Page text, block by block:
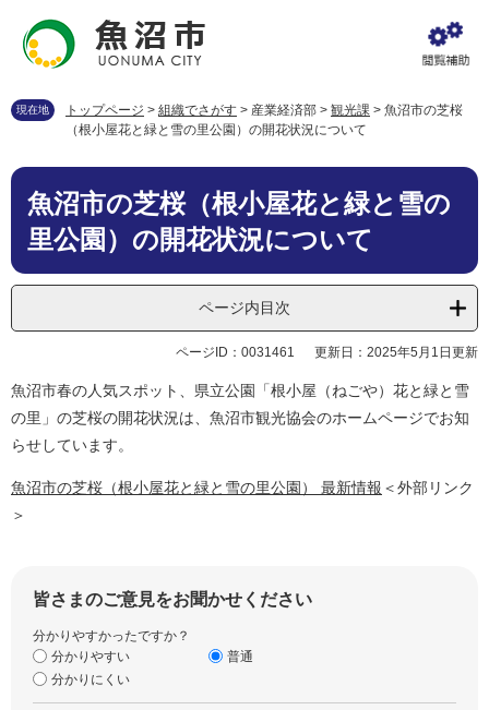
先
す
を
し
へ
現在地 トップページ > 組織でさがす > 産業経済部 > 観光課 > 魚沼市の芝桜
（根小屋花と緑と雪の里公園）の開花状況について
本
魚沼市の芝桜（根小屋花と緑と雪の
里公園）の開花状況について
ページ内目次
ページID：0031461 更新日：2025年5月1日更新
魚沼市春の人気スポット、県立公園「根小屋（ねごや）花と緑と雪
の里」の芝桜の開花状況は、魚沼市観光協会のホームページでお知
らせしています。
魚沼市の芝桜（根小屋花と緑と雪の里公園） 最新情報 ＜外部リンク
＞
皆さまのご意見をお聞かせください
分かりやすかったですか？
分かりやすい
普通
分かりにくい